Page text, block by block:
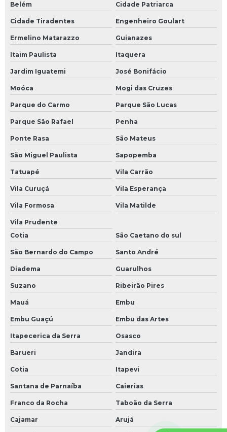
Belém Cidade Patriarca
Cidade Tiradentes Engenheiro Goulart
Ermelino Matarazzo Guianazes
Itaim Paulista Itaquera
Jardim Iguatemi José Bonifácio
Moóca Mogi das Cruzes
Parque do Carmo Parque São Lucas
Parque São Rafael Penha
Ponte Rasa São Mateus
São Miguel Paulista Sapopemba
Tatuapé Vila Carrão
Vila Curuçá Vila Esperança
Vila Formosa Vila Matilde
Vila Prudente
Cotia
São Caetano do sul
São Bernardo do Campo Santo André
Diadema Guarulhos
Suzano Ribeirão Pires
Mauá Embu
Embu Guaçú Embu das Artes
Itapecerica da Serra Osasco
Barueri Jandira
Cotia Itapevi
Santana de Parnaíba Caierias
Franco da Rocha Taboão da Serra
Cajamar Arujá